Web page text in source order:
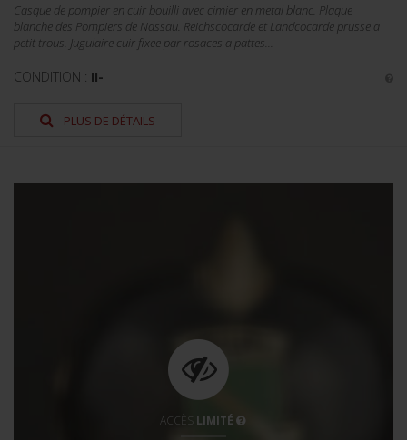
Casque de pompier en cuir bouilli avec cimier en metal blanc. Plaque
blanche des Pompiers de Nassau. Reichscocarde et Landcocarde prusse a
petit trous. Jugulaire cuir fixee par rosaces a pattes...
CONDITION : II-
PLUS DE DÉTAILS
ACCÈS LIMITÉ